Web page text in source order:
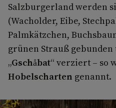
Salzburgerland werden
(Wacholder, Eibe,
Palmkätzchen,
grünen Strauß
„Gschåbat“ verziert – so
Hobelscharten genannt.